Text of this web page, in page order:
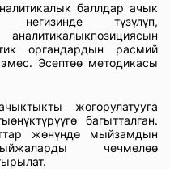
баллдар ачык
негизинде түзүлүп,
органдардын расмий
Эсептөө методикасы
жогорулатууга
багытталган.
жөнүндө мыйзамдын
чечмелөө